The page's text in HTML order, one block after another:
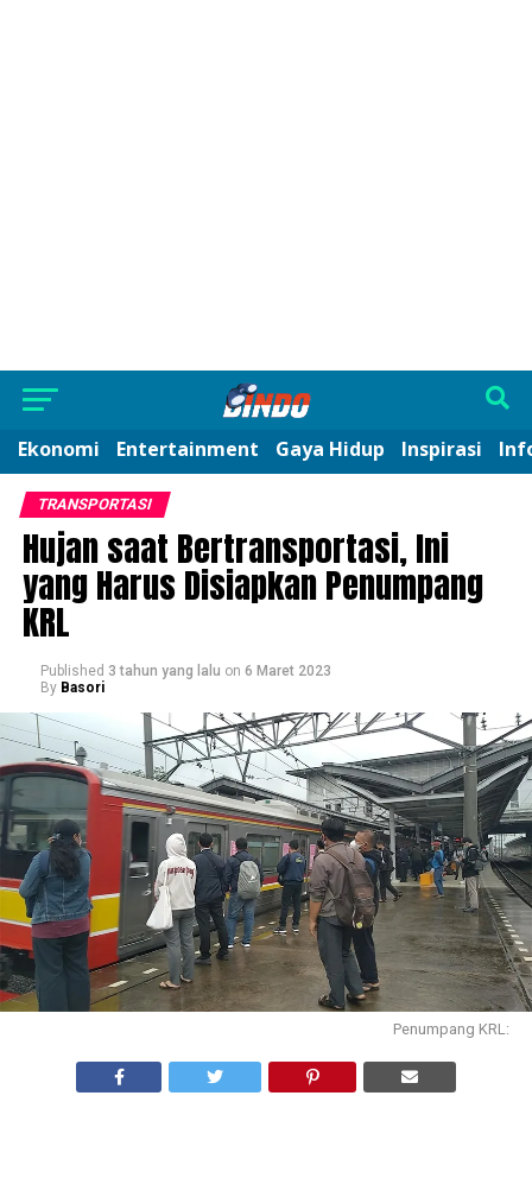
Ekonomi Entertainment Gaya Hidup Inspirasi
TRANSPORTASI
Hujan saat Bertransportasi, Ini
yang Harus Disiapkan Penumpang
KRL
Published 3 tahun yang lalu on 6 Maret 2023
By Basori
Penumpang KRL: